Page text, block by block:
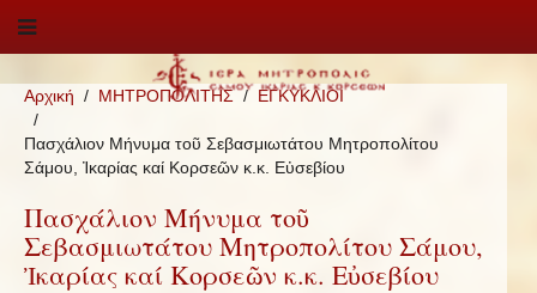
Αρχική ΜΗΤΡΟΠΟΛΙΤΗΣ ΕΓΚΥΚΛΙΟΙ
Πασχάλιον Μήνυμα τοῦ Σεβασμιωτάτου Μητροπολίτου
Σάμου, Ἰκαρίας καί Κορσεῶν κ.κ. Εὐσεβίου
Πασχάλιον Μήνυμα τοῦ
Σεβασμιωτάτου Μητροπολίτου Σάμου,
Ἰκαρίας καί Κορσεῶν κ.κ. Εὐσεβίου